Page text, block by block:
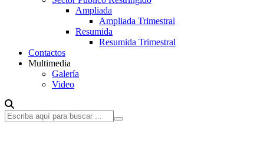
Ampliada
Ampliada Trimestral
Resumida
Resumida Trimestral
Contactos
Multimedia
Galería
Video